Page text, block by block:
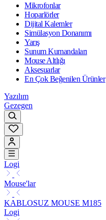
Mikrofonlar
Hoparlörler
Dijital Kalemler
Simülasyon Donanımı
Yarış
Sunum Kumandaları
Mouse Altlığı
Aksesuarlar
En Çok Beğenilen Ürünler
Yazılım
Gezegen
Logi
Mouse'lar
KABLOSUZ MOUSE M185
Logi